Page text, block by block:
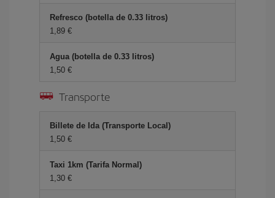
Refresco (botella de 0.33 litros)
1,89 €
Agua (botella de 0.33 litros)
1,50 €
Transporte
Billete de Ida (Transporte Local)
1,50 €
Taxi 1km (Tarifa Normal)
1,30 €